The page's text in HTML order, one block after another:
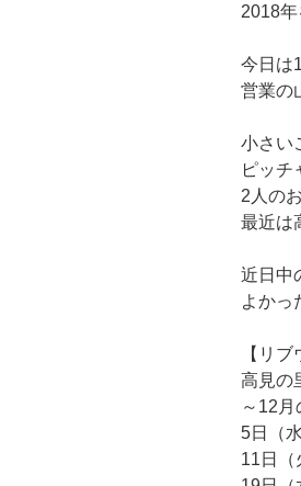
2018年
今日は
営業の
小さい
ピッチ
2人の
最近は
近日中
よかっ
【リ
高見の
～12月
5日（水
11日（